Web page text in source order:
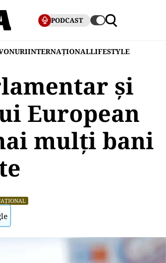
PODCAST
INTERNAȚIONALLIFESTYLE
și
European
mulți bani